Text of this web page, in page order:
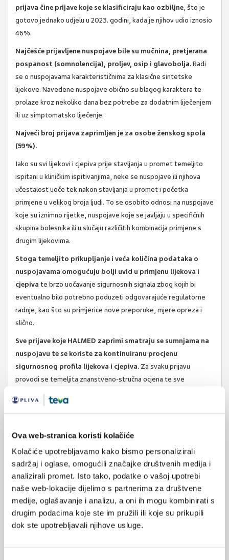
Ova web-stranica koristi kolačiće
Kolačiće upotrebljavamo kako bismo personalizirali
sadržaj i oglase, omogućili značajke društvenih medija i
analizirali promet. Isto tako, podatke o vašoj upotrebi
naše web-lokacije dijelimo s partnerima za društvene
medije, oglašavanje i analizu, a oni ih mogu kombinirati s
drugim podacima koje ste im pružili ili koje su prikupili
dok ste upotrebljavali njihove usluge.
prijava čine prijave koje se klasificiraju kao ozbiljne, što je
gotovo jednako udjelu u 2023. godini, kada je njihov udio iznosio
46%.
Najčešće prijavljene nuspojave bile su mučnina, pretjerana
pospanost (somnolencija), proljev, osip i glavobolja.Radi
se o nuspojavama karakterističnima za klasične sintetske
lijekove. Navedene nuspojave obično su blagog karaktera te
prolaze kroz nekoliko dana bez potrebe za dodatnim liječenjem
ili uz simptomatsko liječenje.
Najveći broj prijava zaprimljen je za osobe ženskog spola
(59%).
Iako su svi lijekovi i cjepiva prije stavljanja u promet temeljito
ispitani u kliničkim ispitivanjima, neke se nuspojave ili njihova
učestalost uoče tek nakon stavljanja u promet i početka
primjene u velikog broja ljudi. To se osobito odnosi na nuspojave
koje su iznimno rijetke, nuspojave koje se javljaju u specifičnih
skupina bolesnika ili u slučaju različitih kombinacija primjene s
drugim lijekovima.
Stoga temeljito prikupljanje i veća količina podataka o
nuspojavama omogućuju bolji uvid u primjenu lijekova i
cjepiva te brzo uočavanje sigurnosnih signala zbog kojih bi
eventualno bilo potrebno poduzeti odgovarajuće regulatorne
radnje, kao što su primjerice nove preporuke, mjere opreza i
slično.
Sve prijave koje HALMED zaprimi smatraju se sumnjama na
nuspojavu te se koriste za kontinuiranu procjenu
sigurnosnog profila lijekova i cjepiva. Za svaku prijavu
provodi se temeljita znanstveno-stručna ocjena te sve
zaprimljene prijave trajno čine dio dokumentacije temeljem koje
se na nacionalnoj, europskoj i svjetskoj razini kontinuirano
Izvor:Halmed
nuspojave lijekova
farmakovigilancija
SVIĐA
MI SE
0